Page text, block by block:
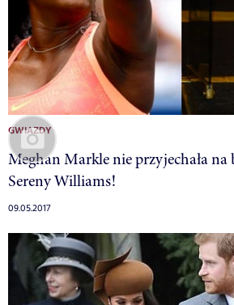
GWIAZDY
Meghan Markle nie przyjechała na
Sereny Williams!
09.05.2017